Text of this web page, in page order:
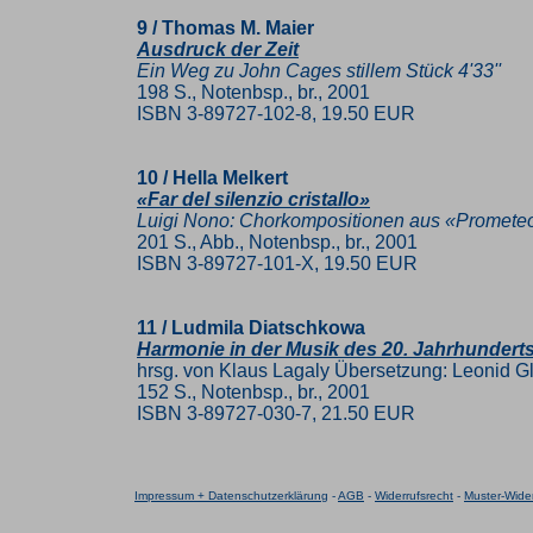
9 / Thomas M. Maier
Ausdruck der Zeit
Ein Weg zu John Cages stillem Stück 4'33''
198 S., Notenbsp., br., 2001
ISBN 3-89727-102-8, 19.50 EUR
10 / Hella Melkert
«Far del silenzio cristallo»
Luigi Nono: Chorkompositionen aus
201 S., Abb., Notenbsp., br., 2001
ISBN 3-89727-101-X, 19.50 EUR
11 / Ludmila Diatschkowa
Harmonie in der Musik des 20. Jahrhunderts
hrsg. von Klaus Lagaly Übersetzung: Leonid
152 S., Notenbsp., br., 2001
ISBN 3-89727-030-7, 21.50 EUR
Impressum + Datenschutzerklärung -AGB - Widerrufsrecht - Muster-